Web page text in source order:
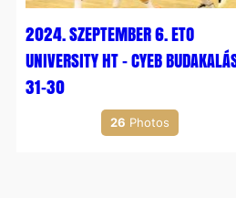
2024. SZEPTEMBER 6. ETO
UNIVERSITY HT – CYEB
31-30
26 Photos